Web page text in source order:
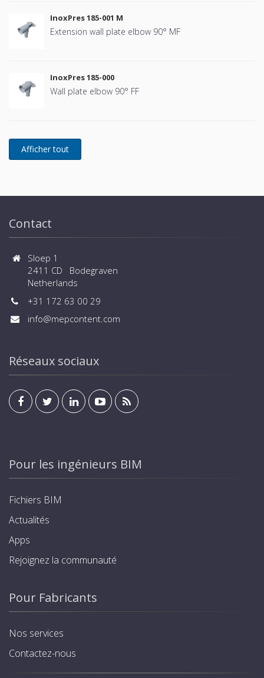
InoxPres 185-001 M
Extension wall plate elbow 90° MF
InoxPres 185-000
Wall plate elbow 90° FF
Contact
Sloep 1
2411 CD Bodegraven
Netherlands
+31 172 63 00 29
info@mepcontent.com
Réseaux sociaux
Pour les ingénieurs BIM
Fichiers BIM
Actualités
Apps
Rejoignez la communauté
Pour Fabricants
Nos services
Contactez-nous